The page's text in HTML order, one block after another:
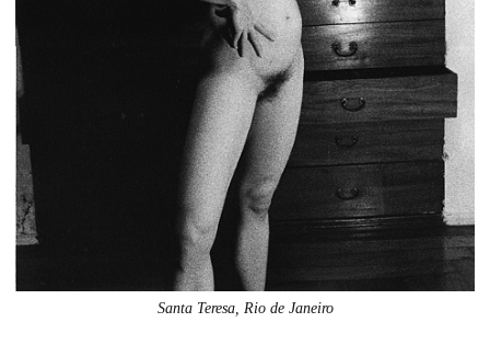
Santa Teresa, Rio de Janeiro